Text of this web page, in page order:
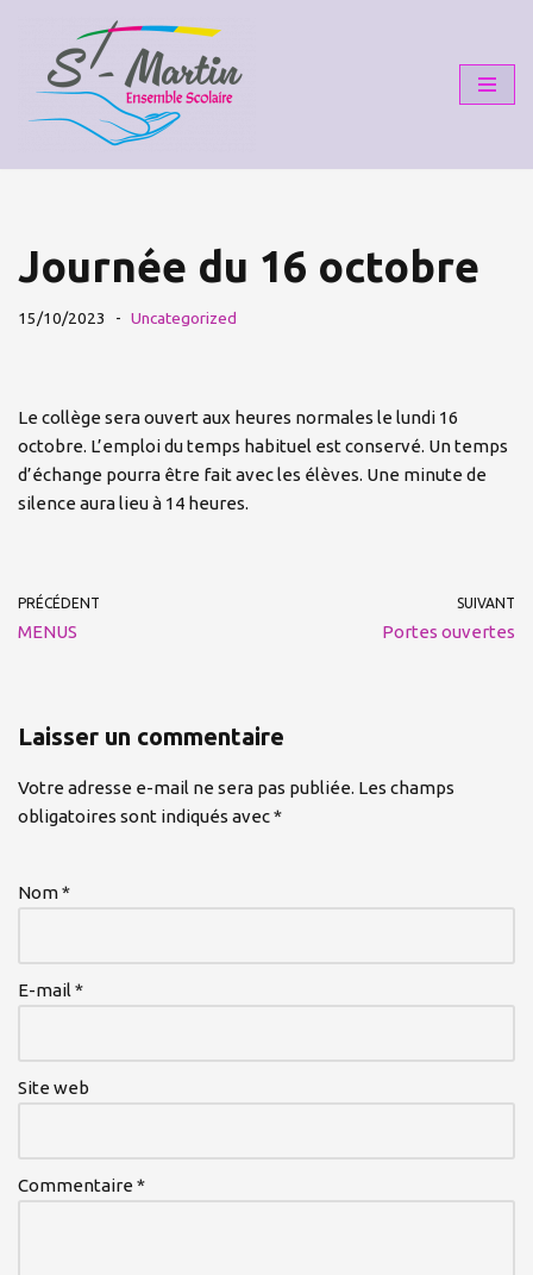
Aller
au
contenu
Journée du 16 octobre
15/10/2023 Uncategorized
Le collège sera ouvert aux heures normales le lundi 16
octobre. L’emploi du temps habituel est conservé. Un temps
d’échange pourra être fait avec les élèves. Une minute de
silence aura lieu à 14 heures.
PRÉCÉDENT
MENUS
SUIVANT
Portes ouvertes
Laisser un commentaire
Votre adresse e-mail ne sera pas publiée. Les champs
obligatoires sont indiqués avec*
Nom*
E-mail *
Site web
Commentaire *